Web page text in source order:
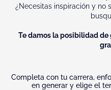
¿Necesitas inspiración y no
Te damos la posibilidad de
Completa con tu carrera,
en generar y elige el